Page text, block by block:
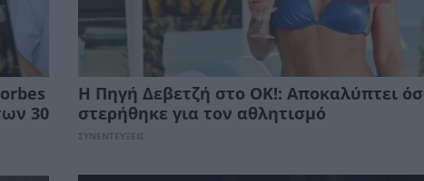
30
Η Πηγή Δεβετζή στο ΟΚ!: Αποκαλύπτει
στερήθηκε για τον αθλητισμό
ΣΥΝΕΝΤΕΥΞΕΙΣ